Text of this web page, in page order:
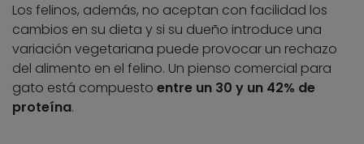
Los felinos, además, no aceptan con facilidad los
cambios en su dieta y si su dueño introduce una
variación vegetariana puede provocar un rechazo
del alimento en el felino. Un pienso comercial para
gato está compuesto entre un 30 y un 42% de
proteína.